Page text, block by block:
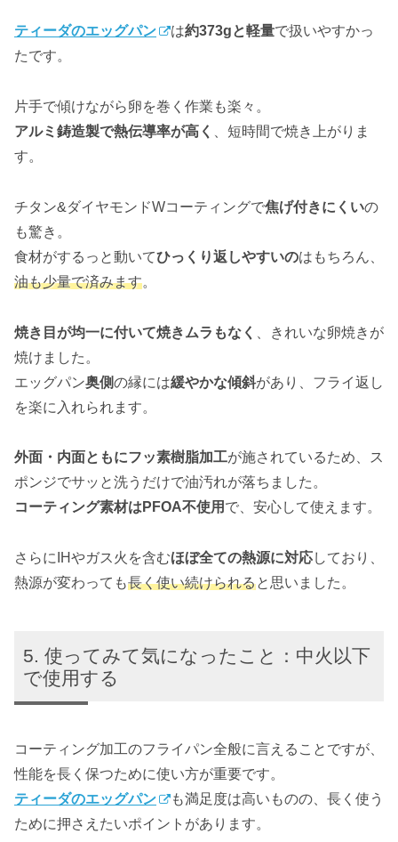
ティーダのエッグパン は約373gと軽量で扱いやすかっ
たです。
片手で傾けながら卵を巻く作業も楽々。
アルミ鋳造製で熱伝導率が高く
、短時間で焼き上がりま
す。
チタン&ダイヤモンドWコーティングで焦げ付きにくいの
も驚き。
食材がするっと動いてひっくり返しやすいのはもちろん、
油も少量で済みます。
焼き目が均一に付いて焼きムラもなく
、きれいな卵焼きが
焼けました。
エッグパン奥側の縁には緩やかな傾斜があり、フライ返し
を楽に入れられます。
外面・内面ともにフッ素樹脂加工が施されているため、ス
ポンジでサッと洗うだけで油汚れが落ちました。
コーティング素材はPFOA不使用 で、安心して使えます。
さらにIHやガス火を含むほぼ全ての熱源に対応しており、
熱源が変わっても長く使い続けられると思いました。
使ってみて気になったこと：中火以下
で使用する
コーティング加工のフライパン全般に言えることですが、
性能を長く保つために使い方が重要です。
ティーダのエッグパン
も満足度は高いものの、長く使う
ために押さえたいポイントがあります。